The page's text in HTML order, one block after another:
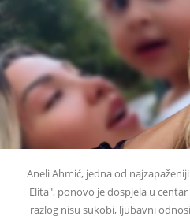
Aneli Ahmić, jedna od
Elita", ponovo je dospjela u
razlog nisu sukobi, ljubavni